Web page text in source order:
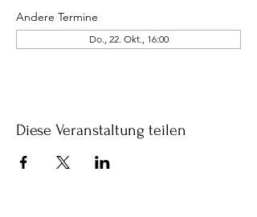
Andere Termine
Do., 22. Okt., 16:00
Diese Veranstaltung teilen